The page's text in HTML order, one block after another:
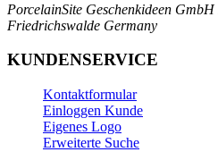
PorcelainSite Geschenkideen GmbH
Friedrichswalde Germany
KUNDENSERVICE
Kontaktformular
Einloggen Kunde
Eigenes Logo
Erweiterte Suche